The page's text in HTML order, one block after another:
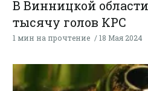
В Винницкой
тысячу голов КРС
1 мин на прочтение 18 Мая 2024